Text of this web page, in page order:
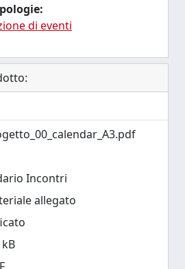
di eventi
Incontri
allegato